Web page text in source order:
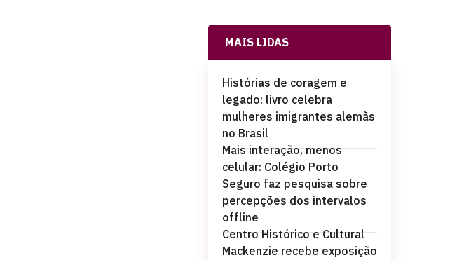
MAIS LIDAS
Histórias de coragem e
legado: livro celebra
mulheres imigrantes alemãs
no Brasil
Mais interação, menos
celular: Colégio Porto
Seguro faz pesquisa sobre
percepções dos intervalos
offline
Centro Histórico e Cultural
Mackenzie recebe exposição